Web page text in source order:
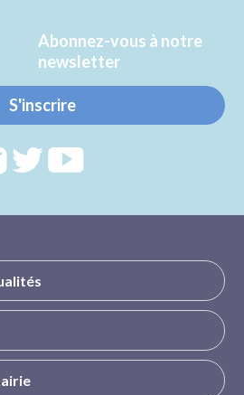
Abonnez-vous à notre
newsletter
S'inscrire
RejoignezRejoignez